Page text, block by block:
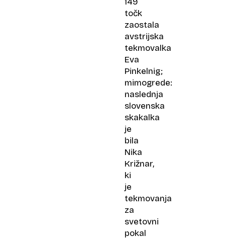
točk
zaostala
avstrijska
tekmovalka
Eva
Pinkelnig;
mimogrede:
naslednja
slovenska
skakalka
je
bila
Nika
Križnar,
ki
je
tekmovanja
za
svetovni
pokal